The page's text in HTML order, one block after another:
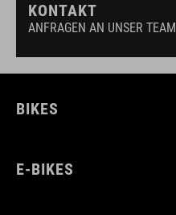
KONTAKT
ANFRAGEN AN UNSER TEAM
BIKES
E-BIKES